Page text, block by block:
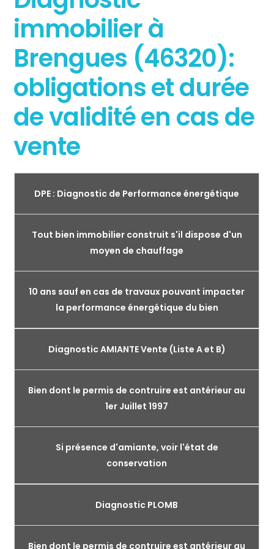
immobilier à
Brengues (46320):
obligations et durée
de validité en cas de
vente
DPE : Diagnostic de Performance énergétique
Tout bien immobilier construit s'il dispose d'un
moyen de chauffage
10 ans sauf en cas de travaux pouvant impacter
la performance énergétique du bien
Diagnostic AMIANTE Vente (Liste A et B)
Bien dont le permis de contruire est antérieur au
1er Juillet 1997
Si présence d'amiante, voir l'état de
conservation
Diagnostic PLOMB
Bien dont le permis de contruire est antérieur au